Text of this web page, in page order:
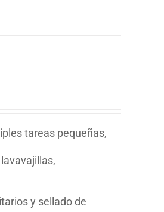
tareas pequeñas,
y sellado de